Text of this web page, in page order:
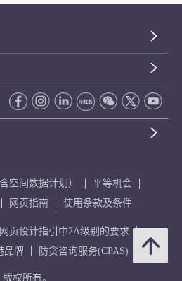
空间数据计划）
平等机会
网页指南 使用条款及条件
页设计指引中2A级别的要求
品牌 防贪咨询服务(CPAS)
权所有。